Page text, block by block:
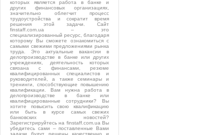
которых является работа в банке и
других финансовых организациях,
значительно облегчит процесс
трудоустройства и сократит время
решения этой задачи. Сайт
finstaff.com.ua – это
специализированный ресурс, благодаря
которому Вы сможете ознакомиться с
самыми свежими предложениями рынка
труда. Это актуальные вакансии в
делопроизводстве в банке или других
учреждениях, деятельность которых
связана с финансами, резюме
квалифицированных специалистов и
руководителей, а также семинары и
тренинги, способствующие повышению
квалификации. Вам нужна работа в
делопроизводстве в банке или
квалифицированные сотрудники? Вы
хотите повысить свою квалификацию
или быть в курсе самых свежих
банковских новостей?
Зарегистрируйтесь на finstaff.com.ua Вы
убедитесь сами – поставленные Вами
задачи будут решены качественно и